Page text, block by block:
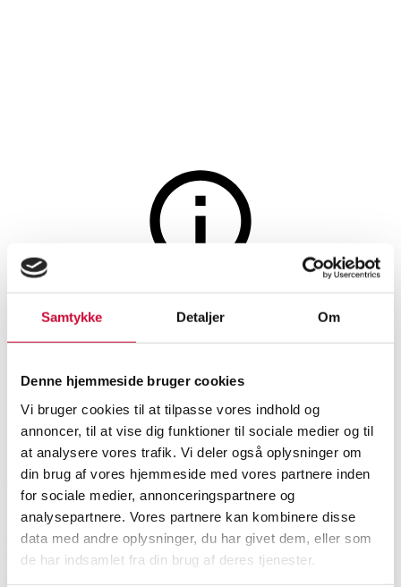
Samtykke Detaljer Om
Denne hjemmeside bruger cookies
Vi bruger cookies til at tilpasse vores indhold og
annoncer, til at vise dig funktioner til sociale medier og til
at analysere vores trafik. Vi deler også oplysninger om
din brug af vores hjemmeside med vores partnere inden
for sociale medier, annonceringspartnere og
analysepartnere. Vores partnere kan kombinere disse
data med andre oplysninger, du har givet dem, eller som
de har indsamlet fra din brug af deres tjenester.
Øreringe
Auktionen er afsluttet
Par ørestikker af 8 kt. guld,
sløjfe med kæder
SHOWROOM
Aarhus
VURDERING
DKK 1.400
VARENUMMER
6507958
Momsvare
Beskrivelse